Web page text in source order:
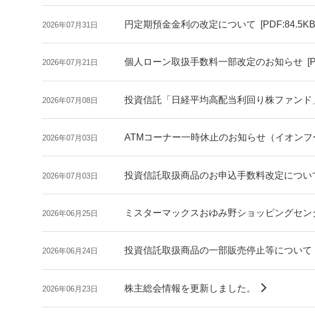
2026年07月31日 円定期預金金利の改定について
2026年07月21日 個人ローン取扱手数料一部改定のお知らせ
2026年07月08日 投資信託「日経平均高配当利回り株ファン
2026年07月03日 ATMコーナー一時休止のお知らせ（イオンフ
2026年07月03日 投資信託取扱商品のお申込手数料改定につい
2026年06月25日 ミスターマックスおゆみ野ショッピングセ
2026年06月24日 投資信託取扱商品の一部販売停止等について
2026年06月23日 株主総会情報を更新しました。